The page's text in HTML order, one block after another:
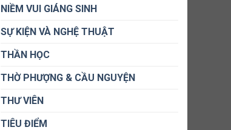
NIỀM VUI GIÁNG SINH
SỰ KIỆN VÀ NGHỆ THUẬT
THẦN HỌC
THỜ PHƯỢNG & CẦU NGUYỆN
THƯ VIÊN
TIÊU ĐIỂM